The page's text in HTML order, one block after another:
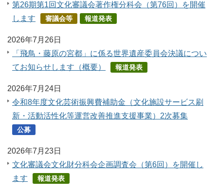
第26期第1回文化審議会著作権分科会（第76回）を開催
します
審議会等 報道発表
2026年7月26日
「飛鳥・藤原の宮都」に係る世界遺産委員会決議につい
てお知らせします（概要）
報道発表
2026年7月24日
令和8年度文化芸術振興費補助金（文化施設サービス刷
新・活動活性化等運営改善推進支援事業）2次募集
公募
2026年7月23日
文化審議会文化財分科会企画調査会（第6回）を開催し
ます
報道発表